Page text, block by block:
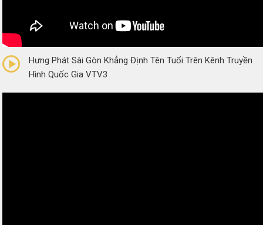
(0 Reviews)
Hưng Phát Sài Gòn Khẳng Định Tên Tuổi Trên Kênh Truyền
Hình Quốc Gia VTV3